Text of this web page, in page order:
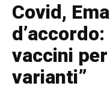
Covid,
vaccini
varianti”